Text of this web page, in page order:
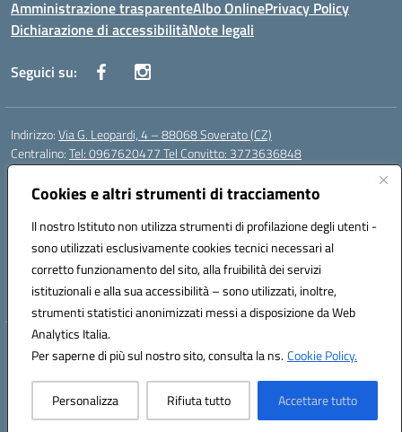
Cookies e altri strumenti di tracciamento
Il nostro Istituto non utilizza strumenti di profilazione degli utenti -
sono utilizzati esclusivamente cookies tecnici necessari al
corretto funzionamento del sito, alla fruibilità dei servizi
istituzionali e alla sua accessibilità – sono utilizzati, inoltre,
strumenti statistici anonimizzati messi a disposizione da Web
Analytics Italia.
Per saperne di più sul nostro sito, consulta la ns.Cookie Policy.
Personalizza Rifiuta tutto Accettare tutto
Amministrazione trasparenteAlbo OnlinePrivacy Policy
Dichiarazione di accessibilitàNote legali
Seguici su:
Indirizzo:Via G. Leopardi, 4 – 88068 Soverato (CZ)
Centralino:Tel: 0967620477 Tel Convitto: 3773636848
Email:
Posta elettronica certificata (PEC):czrh04000q@pec.istruzione.it
Codice fiscale: 84000690796
Codice meccanografico:CZRH04000Q
Codice Indice delle Pubbliche Amministrazioni (IPA): istsc_czrh04000q
Codice unico di fatturazione (CUF): UF9M13
Hosting & Powered by 3D Solution S.r.l.
Concept & Design by Designers Italia